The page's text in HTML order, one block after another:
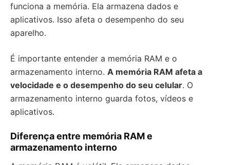
funciona a memória. Ela armazena dados e
aplicativos. Isso afeta o desempenho do seu
aparelho.
É importante entender a memória RAM e o
armazenamento interno. A memória RAM afeta a
velocidade e o desempenho do seu celular. O
armazenamento interno guarda fotos, vídeos e
aplicativos.
Diferença entre memória RAM e
armazenamento interno